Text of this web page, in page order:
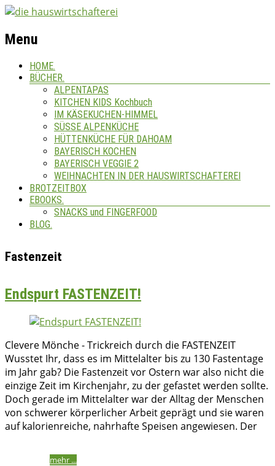
Menu
HOME.
BÜCHER.
ALPENTAPAS
KITCHEN KIDS Kochbuch
IM KÄSEKUCHEN-HIMMEL
SÜSSE ALPENKÜCHE
HÜTTENKÜCHE FÜR DAHOAM
BAYERISCH KOCHEN
BAYERISCH VEGGIE 2
WEIHNACHTEN IN DER HAUSWIRTSCHAFTEREI
BROTZEITBOX
EBOOKS.
SNACKS und FINGERFOOD
BLOG.
Fastenzeit
Endspurt FASTENZEIT!
Clevere Mönche - Trickreich durch die FASTENZEIT
Wusstet Ihr, dass es im Mittelalter bis zu 130 Fastentage
im Jahr gab? Die Fastenzeit vor Ostern war also nicht die
einzige Zeit im Kirchenjahr, zu der gefastet werden sollte.
Doch gerade im Mittelalter war der Alltag der Menschen
von schwerer körperlicher Arbeit geprägt und sie waren
auf kalorienreiche, nahrhafte Speisen angewiesen. Der
mehr ...